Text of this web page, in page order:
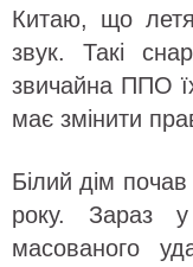
Китаю, що
звук. Такі
звичайна ППО
має змінити
Білий дім почав
року. Зараз
масованого